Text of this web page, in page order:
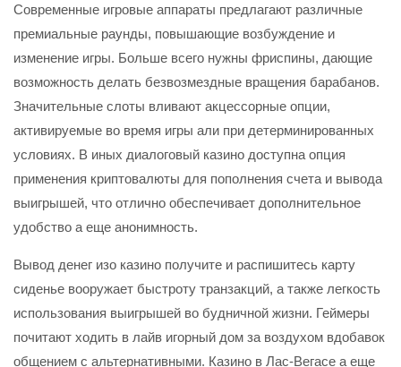
Современные игровые аппараты предлагают различные
премиальные раунды, повышающие возбуждение и
изменение игры. Больше всего нужны фриспины, дающие
возможность делать безвозмездные вращения барабанов.
Значительные слоты вливают акцессорные опции,
активируемые во время игры али при детерминированных
условиях. В иных диалоговый казино доступна опция
применения криптовалюты для пополнения счета и вывода
выигрышей, что отлично обеспечивает дополнительное
удобство а еще анонимность.
Вывод денег изо казино получите и распишитесь карту
сиденье вооружает быстроту транзакций, а также легкость
использования выигрышей во будничной жизни. Геймеры
почитают ходить в лайв игорный дом за воздухом вдобавок
общением с альтернативными. Казино в Лас-Вегасе а еще